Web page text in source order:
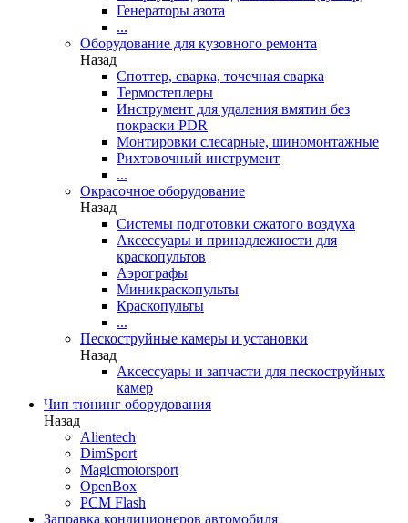
Генераторы азота
...
Оборудование для кузовного ремонта
Назад
Споттер, сварка, точечная сварка
Термостеплеры
Инструмент для удаления вмятин без
покраски PDR
Монтировки слесарные, шиномонтажные
Рихтовочный инструмент
...
Окрасочное оборудование
Назад
Системы подготовки сжатого воздуха
Аксессуары и принадлежности для
краскопультов
Аэрографы
Миникраскопульты
Краскопульты
...
Пескоструйные камеры и установки
Назад
Аксессуары и запчасти для пескоструйных
камер
Чип тюнинг оборудования
Назад
Alientech
DimSport
Magicmotorsport
OpenBox
PCM Flash
Заправка кондиционеров автомобиля